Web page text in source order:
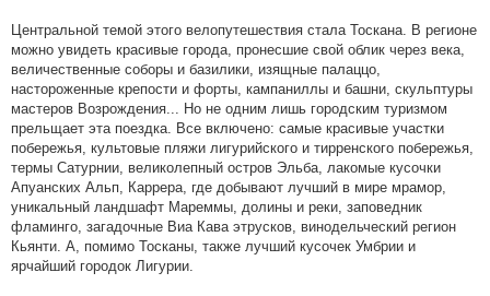
о
м
е
н
я
Центральной темой этого велопутешествия стала Тоскана. В регионе
можно увидеть красивые города, пронесшие свой облик через века,
величественные соборы и базилики, изящные палаццо,
настороженные крепости и форты, кампаниллы и башни, скульптуры
мастеров Возрождения... Но не одним лишь городским туризмом
прельщает эта поездка. Все включено: самые красивые участки
побережья, культовые пляжи лигурийского и тирренского побережья,
термы Сатурнии, великолепный остров Эльба, лакомые кусочки
Апуанских Альп, Каррера, где добывают лучший в мире мрамор,
уникальный ландшафт Мареммы, долины и реки, заповедник
фламинго, загадочные Виа Кава этрусков, винодельческий регион
Кьянти. А, помимо Тосканы, также лучший кусочек Умбрии и
ярчайший городок Лигурии.